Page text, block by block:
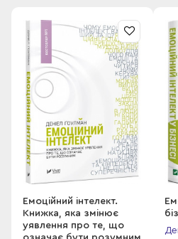
Емоційний інтелект.
Книжка, яка змінює
уявлення про те, що